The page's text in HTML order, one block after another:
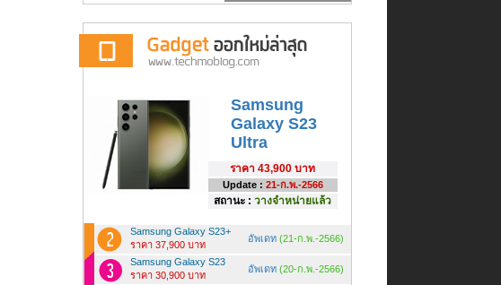
Samsung
Galaxy S23
Ultra
ราคา 43,900 บาท
Update : 21-ก.พ.-2566
สถานะ : วางจำหน่ายแล้ว
Samsung Galaxy S23+
ราคา 37,900 บาท
อัพเดท (21-ก.พ.-2566)
Samsung Galaxy S23
ราคา 30,900 บาท
อัพเดท (20-ก.พ.-2566)